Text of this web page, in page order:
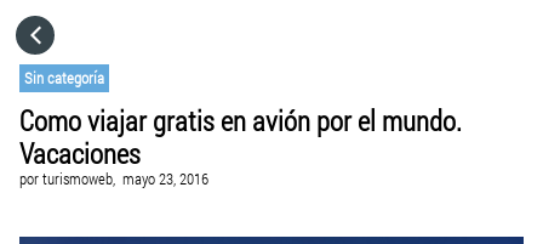
Sin categoría
Como viajar gratis en avión por el mundo.
Vacaciones
porturismoweb, mayo 23, 2016
CATEGORÍAS